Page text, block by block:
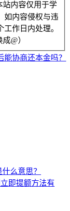
站内容仅用于学
如内容侵权与违
作日内处理。
@）
协商还本金吗？
么意思？
即提额方法有